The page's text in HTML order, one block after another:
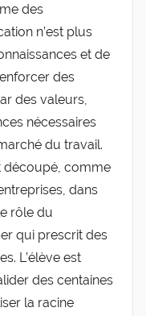
des
n’est plus
et de
des
des valeurs,
nécessaires
du travail.
découpé, comme
dans
rôle du
qui prescrit des
L’élève est
des centaines
la racine